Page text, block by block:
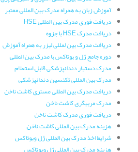
آموزش زبان به همراه مدرک بین المللی معتبر
دریافت فوری مدرک بین المللی HSE
دریافت مدرک HSE با جزوه
دریافت مدرک بین لمللی لیزر به همراه آموزش
دوره جامع ژل و بوتاکس با مدرک بین المللی
مدرک دستیار دندانپزشکی قابل استعلام
مدرک بین المللی تکنسین دندانپزشکی
دریافت مدرک بین المللی مستری کاشت ناخن
مدرک مربیگری کاشت ناخن
دریافت فوری مدرک کاشت ناخن
هزینه مدرک بین المللی کاشت ناخن
شرایط اخذ مدرک بین المللی ژل وبوتاکس
هزینه مدرک بین المللی ژل وبوتاکس